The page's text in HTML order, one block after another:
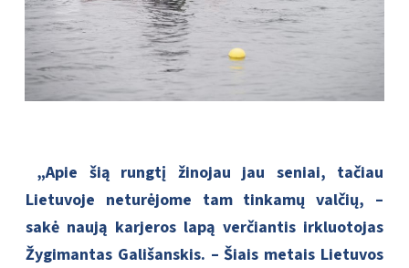
„Apie šią rungtį žinojau jau seniai, tačiau
Lietuvoje neturėjome tam tinkamų valčių, –
sakė naują karjeros lapą verčiantis irkluotojas
Žygimantas Gališanskis. – Šiais metais Lietuvos